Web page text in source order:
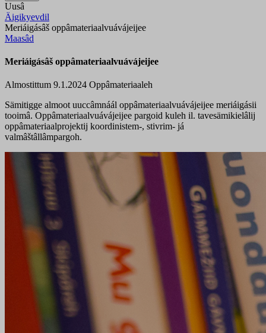
Uusâ
Äigikyevdil
Meriáigásâš oppâmateriaalvuávájeijee
Maasâd
Meriáigásâš oppâmateriaalvuávájeijee
Almostittum 9.1.2024 Oppâmateriaaleh
Sämitigge almoot uuccâmnáál oppâmateriaalvuávájeijee meriáigásii
tooimâ. Oppâmateriaalvuávájeijee pargoid kuleh il. tavesämikielâlij
oppâmateriaalprojektij koordinistem-, stivrim- já
valmâštâllâmpargoh.